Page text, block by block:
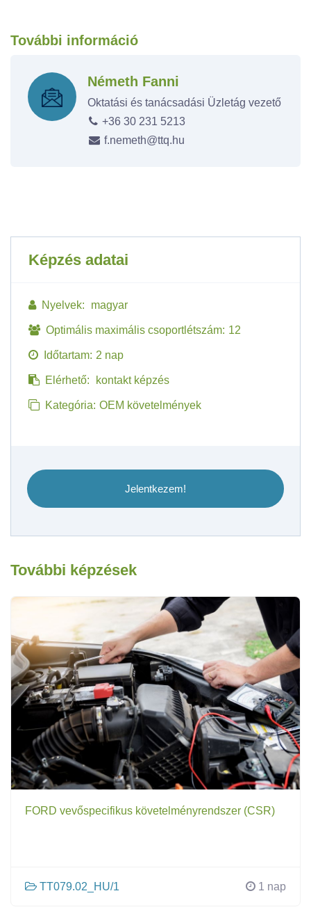
További információ
Németh Fanni
Oktatási és tanácsadási Üzletág vezető
+36 30 231 5213
f.nemeth@ttq.hu
Képzés adatai
Nyelvek: magyar
Optimális maximális csoportlétszám: 12
Időtartam: 2 nap
Elérhető: kontakt képzés
Kategória: OEM követelmények
Jelentkezem!
További képzések
FORD vevőspecifikus követelményrendszer (CSR)
TT079.02_HU/1 1 nap